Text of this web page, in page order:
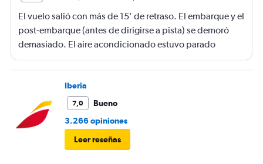
El vuelo salió con más de 15' de retraso. El embarque y el
post-embarque (antes de dirigirse a pista) se demoró
demasiado. El aire acondicionado estuvo parado
durante el post-embarque (antes de dirigirse a pista) y
durante el desembarque en destino. Los USB de carga
no funcionaron en ningún momento.
Iberia
7,0
Bueno
3.266 opiniones
Leer reseñas